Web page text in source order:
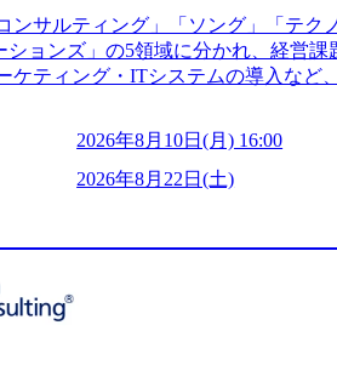
本にもなかなかないメガベンチャー
our-vision-
d227-4df8-b86c-
production.appspot.com/public/
ち上げているため様々な業界を経験
ハウス」型の組織体。社内スカウト
ャリア形成が可能。 https://
## 働き方／WLB／待遇 内装8億円超
ランキング、新卒注目ランキング受
力がないため事業創造の自由度が高
手に任せられる環境 対面でのコミュ
ンサルティング」「ソング」「テク
ションズ」の5領域に分かれ、経営課
ケティング・ITシステムの導入など
ゆる産業において非常に良質な顧客
％以上の企業をクライアントとして
ストリテイリングにおけるグローバ
のみならず、2021年にはKDDIと合弁
とデータアナリティクス技術で新た
ル人材育成の支援も盛んに行う 採用
final/accenture-com/document-2/
の活躍について (https://
2026年8月10日(月) 16:00
2026年8月22日(土)